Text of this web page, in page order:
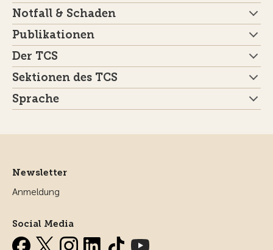
Notfall & Schaden
Publikationen
Der TCS
Sektionen des TCS
Sprache
Newsletter
Anmeldung
Social Media